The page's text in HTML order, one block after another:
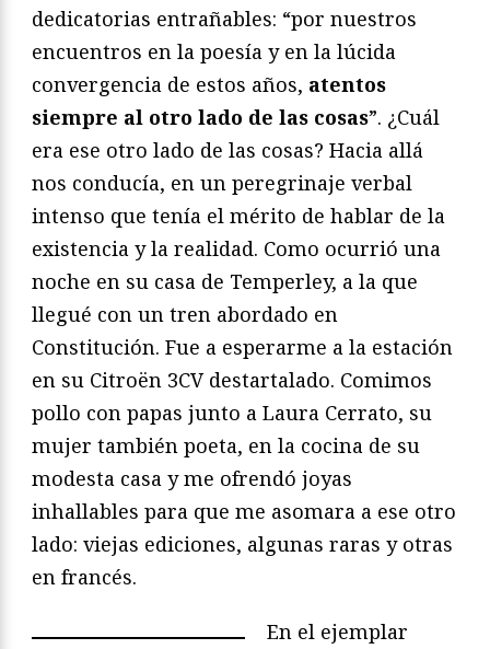
dedicatorias entrañables: “por nuestros
encuentros en la poesía y en la lúcida
convergencia de estos años, atentos
siempre al otro lado de las cosas”. ¿Cuál
era ese otro lado de las cosas? Hacia allá
nos conducía, en un peregrinaje verbal
intenso que tenía el mérito de hablar de la
existencia y la realidad. Como ocurrió una
noche en su casa de Temperley, a la que
llegué con un tren abordado en
Constitución. Fue a esperarme a la estación
en su Citroën 3CV destartalado. Comimos
pollo con papas junto a Laura Cerrato, su
mujer también poeta, en la cocina de su
modesta casa y me ofrendó joyas
inhallables para que me asomara a ese otro
lado: viejas ediciones, algunas raras y otras
en francés.
En el ejemplar